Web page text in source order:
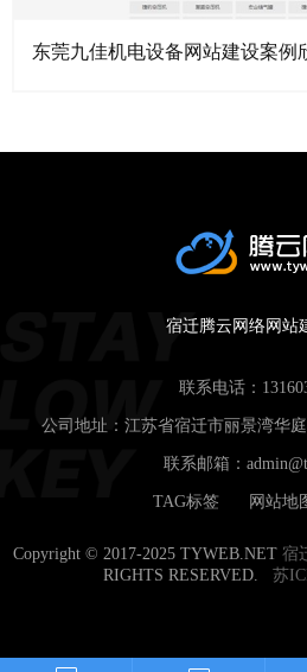
东莞九佳机电设备网站建设案例
宿迁腾云网络网站
联系电话：
公司地址：江苏省宿迁市丽景湾华
联系邮箱：
网站地
TAG标签
Copyright © 2017-2025 TYWEB.NET 宿
RIGHTS RESERVED. 苏